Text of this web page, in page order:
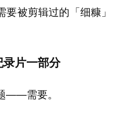
被剪辑过的「细糠」
片一部分
——需要。